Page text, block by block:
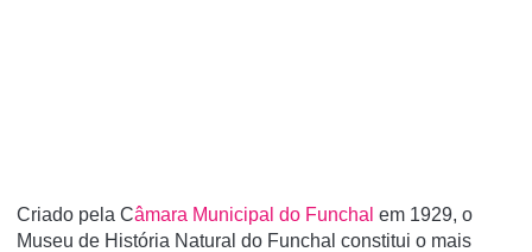
Criado pela Câmara Municipal do Funchal em 1929, o
Museu de História Natural do Funchal constitui o mais